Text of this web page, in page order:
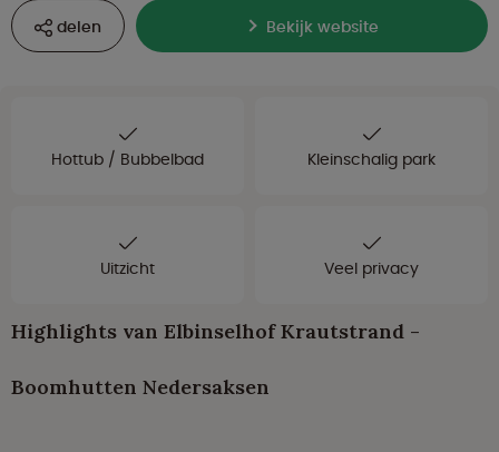
delen Bekijk website
Hottub / Bubbelbad Kleinschalig park
Uitzicht Veel privacy
Highlights van Elbinselhof Krautstrand -
Boomhutten Nedersaksen